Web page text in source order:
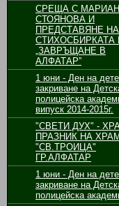
СРЕЩА С
СТОЯНОВА И
ПРЕДСТАВЯНЕ НА
СТИХОСБИРКАТА
„ЗАВРЪЩАНЕ В
АЛФАТАР”
1 юни - Ден на
закриване на
полицейска
випуск 2014-2015г.
"СВЕТИ ДУХ" -
ПРАЗНИК НА ХРАМ
"СВ.ТРОИЦА"
ГР.АЛФАТАР
1 юни - Ден на
закриване на
полицейска